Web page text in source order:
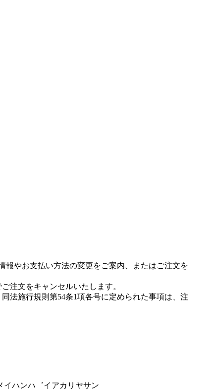
報やお支払い方法の変更をご案内、またはご注文を
注文をキャンセルいたします。
法施行規則第54条1項各号に定められた事項は、注
イハンハ゛イアカリヤサン